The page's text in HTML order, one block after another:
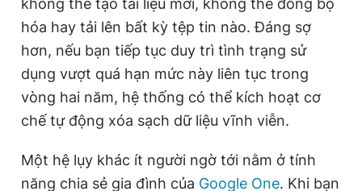
không thể tạo tài liệu mới, không thể đồng bộ
hóa hay tải lên bất kỳ tệp tin nào. Đáng sợ
hơn, nếu bạn tiếp tục duy trì tình trạng sử
dụng vượt quá hạn mức này liên tục trong
vòng hai năm, hệ thống có thể kích hoạt cơ
chế tự động xóa sạch dữ liệu vĩnh viễn.
Một hệ lụy khác ít người ngờ tới nằm ở tính
năng chia sẻ gia đình của Google One. Khi bạn